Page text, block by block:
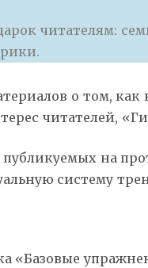
читателям:
о том,
читателей,
на
систему
«Базовые